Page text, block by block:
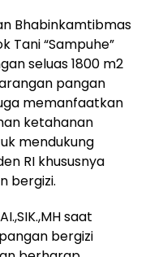
Bhabinkamtibmas
Tani “Sampuhe”
seluas 1800 m2
pangan
memanfaatkan
ketahanan
mendukung
RI khususnya
bergizi.
saat
bergizi